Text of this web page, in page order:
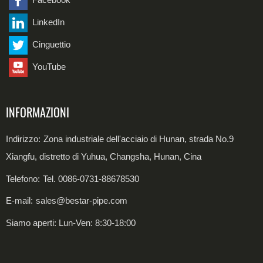
Bobina di acciaio al carbonio
Bobina in acciaio inossidabile
LinkedIn
Cinguettio
YouTube
INFORMAZIONI
Indirizzo: Zona industriale dell'acciaio di Hunan, strada No.9
Xiangfu, distretto di Yuhua, Changsha, Hunan, Cina
Telefono: Tel. 0086-0731-88678530
E-mail: sales@bestar-pipe.com
Siamo aperti: Lun-Ven: 8:30-18:00